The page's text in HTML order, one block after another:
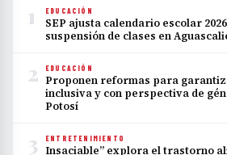
1 EDUCACIÓN
SEP ajusta calendario escolar
suspensión de clases en
2 EDUCACIÓN
Proponen reformas para
inclusiva y con perspectiva de
Potosí
3 ENTRETENIMIENTO
Insaciable” explora el trastorno